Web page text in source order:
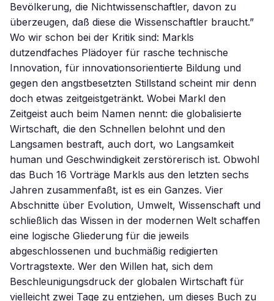
Bevölkerung, die Nichtwissenschaftler, davon zu
überzeugen, daß diese die Wissenschaftler braucht.”
Wo wir schon bei der Kritik sind: Markls
dutzendfaches Plädoyer für rasche technische
Innovation, für innovationsorientierte Bildung und
gegen den angstbesetzten Stillstand scheint mir denn
doch etwas zeitgeistgetränkt. Wobei Markl den
Zeitgeist auch beim Namen nennt: die globalisierte
Wirtschaft, die den Schnellen belohnt und den
Langsamen bestraft, auch dort, wo Langsamkeit
human und Geschwindigkeit zerstörerisch ist. Obwohl
das Buch 16 Vorträge Markls aus den letzten sechs
Jahren zusammenfaßt, ist es ein Ganzes. Vier
Abschnitte über Evolution, Umwelt, Wissenschaft und
schließlich das Wissen in der modernen Welt schaffen
eine logische Gliederung für die jeweils
abgeschlossenen und buchmäßig redigierten
Vortragstexte. Wer den Willen hat, sich dem
Beschleunigungsdruck der globalen Wirtschaft für
vielleicht zwei Tage zu entziehen, um dieses Buch zu